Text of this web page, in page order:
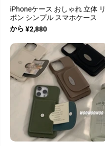
iPhoneケース おしゃれ 立体 リ
ボン シンプル スマホケース
から ¥2,880